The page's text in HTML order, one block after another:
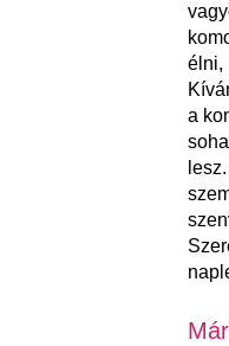
élni,
a